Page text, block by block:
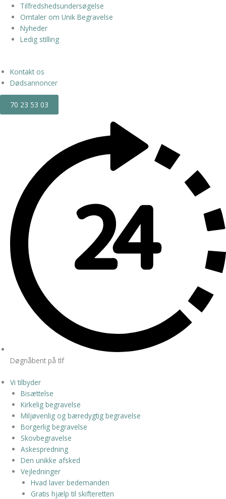
Tilfredshedsundersøgelse
Omtaler om Unik Begravelse
Nyheder
Ledig stilling
Kontakt os
Dødsannoncer
70 23 53 03
Døgnåbent på tlf
Vi tilbyder
Bisættelse
Kirkelig begravelse
Miljøvenlig og bæredygtig begravelse
Borgerlig begravelse
Skovbegravelse
Askespredning
Den unikke afsked
Vejledninger
Hvad laver bedemanden
Gratis hjælp til skifteretten